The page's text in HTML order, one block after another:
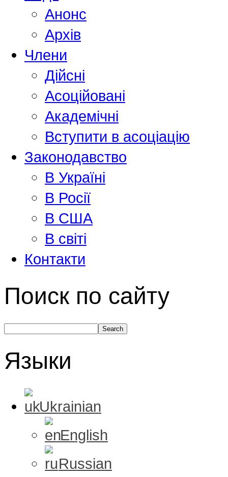
Анонс
Архів
Члени
Дійсні
Асоційовані
Академiчнi
Вступити в асоціацію
Законодавство
В Україні
В Росії
В США
В світі
Контакти
Поиск по сайту
Языки
Ukrainian
English
Russian